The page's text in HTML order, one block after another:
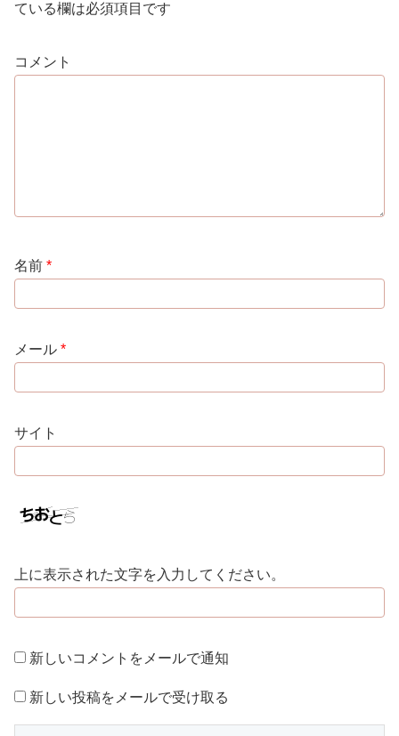
ている欄は必須項目です
コメント
名前 *
メール *
サイト
上に表示された文字を入力してください。
新しいコメントをメールで通知
新しい投稿をメールで受け取る